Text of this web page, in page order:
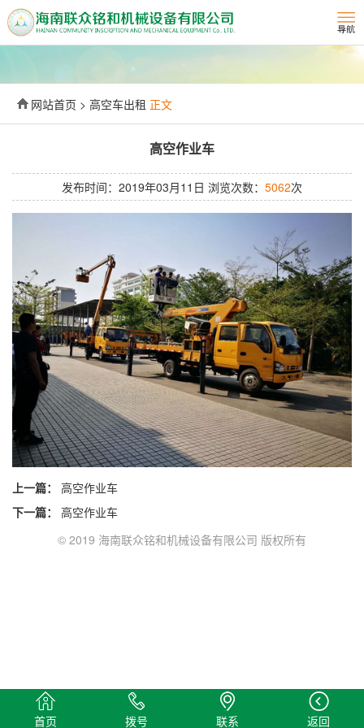
网站首页 > 高空车出租 正文
高空作业车
发布时间：2019年03月11日 浏览次数： 5062次
上一篇：
高空作业车
下一篇：
高空作业车
© 2019 海南联众铭和机械设备有限公司 版权所有
首页 拨号 联系 返回